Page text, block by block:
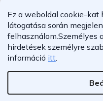
Ez a weboldal cookie-kat
látogatása során
felhasználom.Személyes
hirdetések személyre
információ itt.
Elolvastam és
Feliratkozás